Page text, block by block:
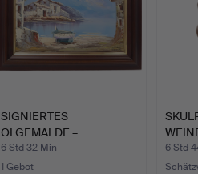
SIGNIERTES
ÖLGEMÄLDE –
KÜSTENLANDSCHAFT
AU…
6 Std 32 Min
1 Gebot
6 Std